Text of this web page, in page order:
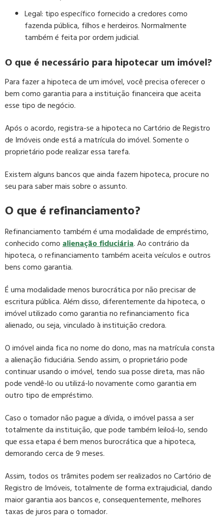
Legal: tipo específico fornecido a credores como
fazenda pública, filhos e herdeiros. Normalmente
também é feita por ordem judicial.
O que é necessário para hipotecar um imóvel?
Para fazer a hipoteca de um imóvel, você precisa oferecer o
bem como garantia para a instituição financeira que aceita
esse tipo de negócio.
Após o acordo, registra-se a hipoteca no Cartório de Registro
de Imóveis onde está a matrícula do imóvel. Somente o
proprietário pode realizar essa tarefa.
Existem alguns bancos que ainda fazem hipoteca, procure no
seu para saber mais sobre o assunto.
O que é refinanciamento?
Refinanciamento também é uma modalidade de empréstimo,
conhecido comoalienação fiduciária. Ao contrário da
hipoteca, o refinanciamento também aceita veículos e outros
bens como garantia.
É uma modalidade menos burocrática por não precisar de
escritura pública. Além disso, diferentemente da hipoteca, o
imóvel utilizado como garantia no refinanciamento fica
alienado, ou seja, vinculado à instituição credora.
O imóvel ainda fica no nome do dono, mas na matrícula consta
a alienação fiduciária. Sendo assim, o proprietário pode
continuar usando o imóvel, tendo sua posse direta, mas não
pode vendê-lo ou utilizá-lo novamente como garantia em
outro tipo de empréstimo.
Caso o tomador não pague a dívida, o imóvel passa a ser
totalmente da instituição, que pode também leiloá-lo, sendo
que essa etapa é bem menos burocrática que a hipoteca,
demorando cerca de 9 meses.
Assim, todos os trâmites podem ser realizados no Cartório de
Registro de Imóveis, totalmente de forma extrajudicial, dando
maior garantia aos bancos e, consequentemente, melhores
taxas de juros para o tomador.